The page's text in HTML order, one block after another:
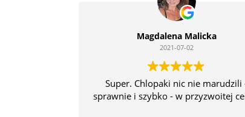
Magdalena Malicka
2021-07-02
Super. Chlopaki nic nie marudzili
sprawnie i szybko - w przyzwoitej